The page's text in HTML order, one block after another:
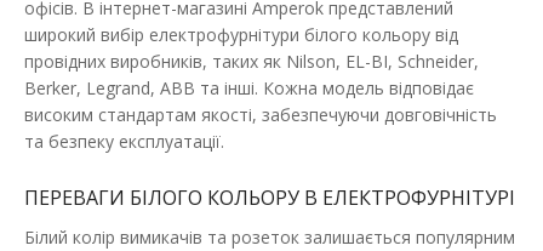
ДО КОШИКА
офісів. В інтернет-магазині Amperok представлений
широкий вибір електрофурнітури білого кольору від
провідних виробників, таких як Nilson, EL-BI, Schneider,
Berker, Legrand, ABB та інші. Кожна модель відповідає
високим стандартам якості, забезпечуючи довговічність
та безпеку експлуатації.
ПЕРЕВАГИ БІЛОГО КОЛЬОРУ В ЕЛЕКТРОФУРНІТУРІ
Білий колір вимикачів та розеток залишається популярним